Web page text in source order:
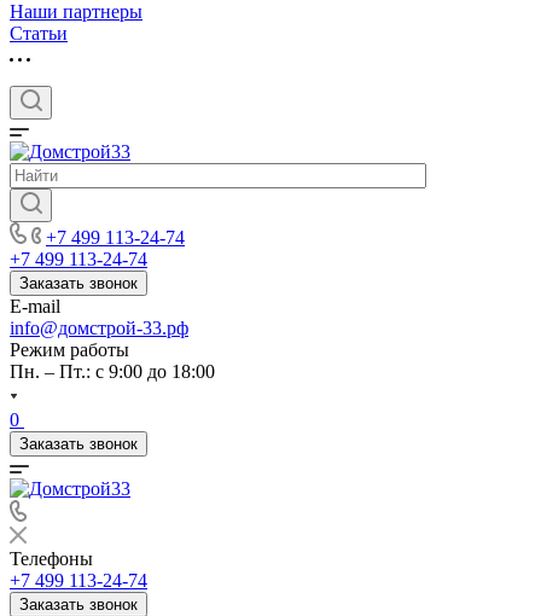
Наши партнеры
Статьи
+7 499 113-24-74
+7 499 113-24-74
Заказать звонок
E-mail
info@домстрой-33.рф
Режим работы
Пн. – Пт.: с 9:00 до 18:00
0
Заказать звонок
Телефоны
+7 499 113-24-74
Заказать звонок